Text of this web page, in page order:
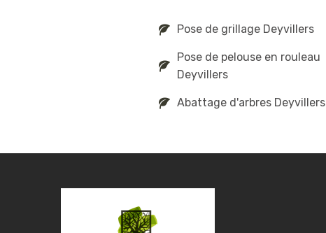
Pose de grillage Deyvillers
Pose de pelouse en rouleau
Deyvillers
Abattage d'arbres Deyvillers